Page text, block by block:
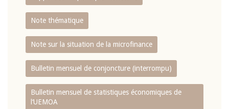
Note thématique
Note sur la situation de la microfinance
Bulletin mensuel de conjoncture (interrompu)
Bulletin mensuel de statistiques économiques de
l‘UEMOA